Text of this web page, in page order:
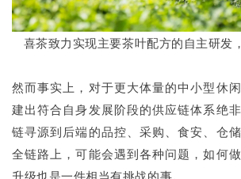
喜茶致力实现主要茶叶配方的自主研发
然而事实上，对于更大体量的中小型休
建出符合自身发展阶段的供应链体系绝
链寻源到后端的品控、采购、食安、仓
全链路上，可能会遇到各种问题，如何